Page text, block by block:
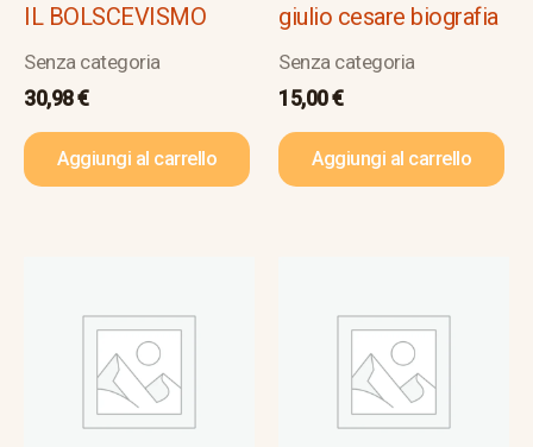
IL BOLSCEVISMO
Senza categoria
30,98€
Aggiungi al carrello
giulio cesare biografia
Senza categoria
15,00€
Aggiungi al carrello